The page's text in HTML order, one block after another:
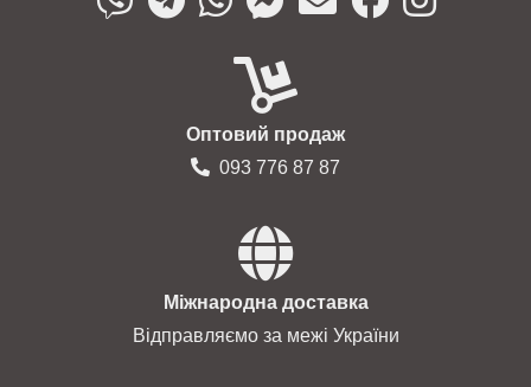
Оптовий продаж
093 776 87 87
Міжнародна доставка
Відправляємо за межі України